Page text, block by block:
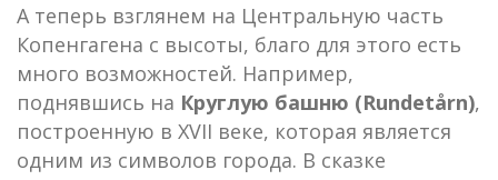
А теперь взглянем на Центральную часть
Копенгагена с высоты, благо для этого есть
много возможностей. Например,
поднявшись на Круглую башню (Rundetårn),
построенную в XVII веке, которая является
одним из символов города. В сказке